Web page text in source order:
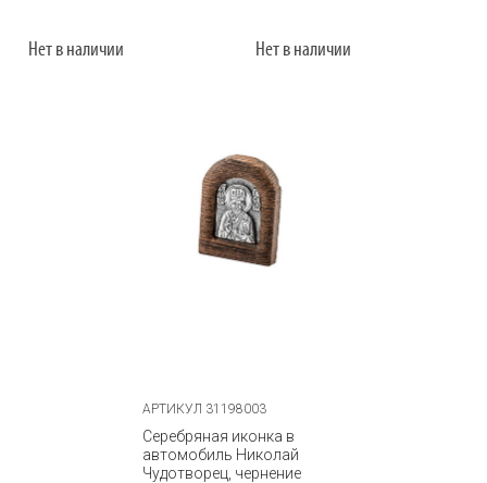
Нет в наличии Нет в наличии
АРТИКУЛ 31198003
Серебряная иконка в
автомобиль Николай
Чудотворец, чернение